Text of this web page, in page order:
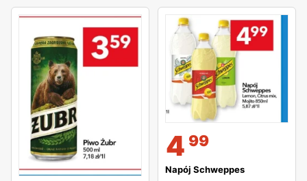
4 99
Napój Schweppes